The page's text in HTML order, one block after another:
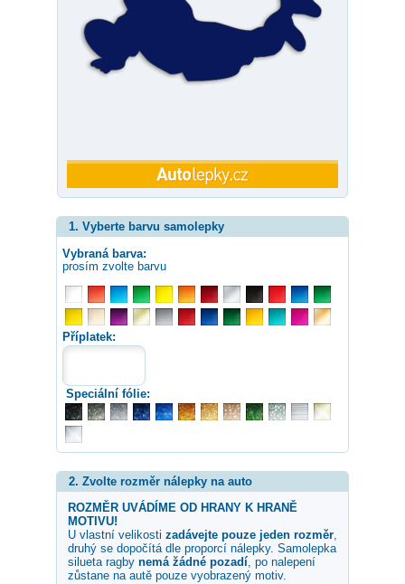
1. Vyberte barvu samolepky
Vybraná barva:
prosím zvolte barvu
Příplatek:
Speciální fólie:
2. Zvolte rozměr nálepky na auto
ROZMĚR UVÁDÍME OD HRANY K HRANĚ
MOTIVU!
U vlastní velikosti zadávejte pouze jeden rozměr,
druhý se dopočítá dle proporcí nálepky. Samolepka
silueta ragby nemá žádné pozadí, po nalepení
zůstane na autě pouze vyobrazený motiv.